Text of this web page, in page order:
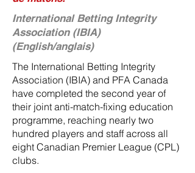
International Betting Integrity
Association (IBIA)
(English/anglais)
The International Betting Integrity
Association (IBIA) and PFA Canada
have completed the second year of
their joint anti-match-fixing education
programme, reaching nearly two
hundred players and staff across all
eight Canadian Premier League (CPL)
clubs.